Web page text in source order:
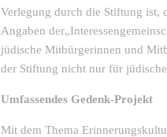
Verlegung durch die Stiftung ist,
Angaben
jüdische Mitbürgerinnen und
der Stiftung nicht nur für
Umfassendes Gedenk-Projekt
Mit dem Thema